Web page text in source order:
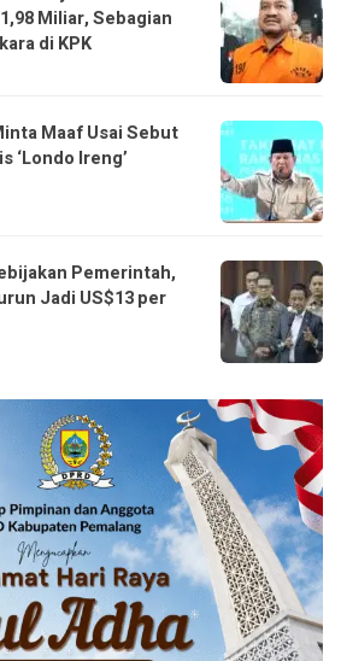
Miliar, Sebagian
di KPK
Maaf Usai Sebut
‘Londo Ireng’
Pemerintah,
Jadi US$13 per